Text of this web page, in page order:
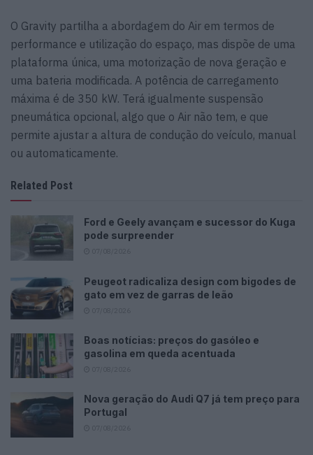
O Gravity partilha a abordagem do Air em termos de
performance e utilização do espaço, mas dispõe de uma
plataforma única, uma motorização de nova geração e
uma bateria modificada. A potência de carregamento
máxima é de 350 kW. Terá igualmente suspensão
pneumática opcional, algo que o Air não tem, e que
permite ajustar a altura de condução do veículo, manual
ou automaticamente.
Related Post
Ford e Geely avançam e sucessor do Kuga
pode surpreender
Peugeot radicaliza design com bigodes de
gato em vez de garras de leão
Boas notícias: preços do gasóleo e
gasolina em queda acentuada
Nova geração do Audi Q7 já tem preço para
Portugal